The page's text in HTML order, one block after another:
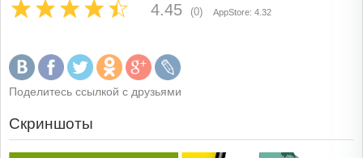
4.45 (0) AppStore: 4.32
Поделитесь ссылкой с друзьями
Скриншоты